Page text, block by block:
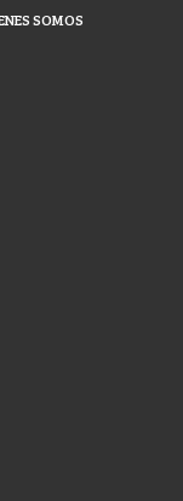
SOMOS